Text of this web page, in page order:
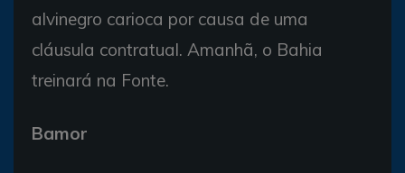
alvinegro carioca por causa de uma
cláusula contratual. Amanhã, o Bahia
treinará na Fonte.
Bamor